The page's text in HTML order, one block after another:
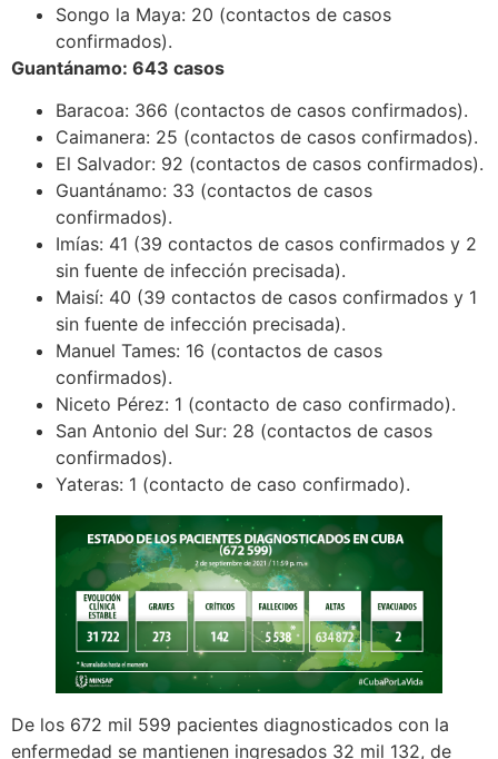
Songo la Maya: 20 (contactos de casos
confirmados).
Guantánamo: 643 casos
Baracoa: 366 (contactos de casos confirmados).
Caimanera: 25 (contactos de casos confirmados).
El Salvador: 92 (contactos de casos confirmados).
Guantánamo: 33 (contactos de casos
confirmados).
Imías: 41 (39 contactos de casos confirmados y 2
sin fuente de infección precisada).
Maisí: 40 (39 contactos de casos confirmados y 1
sin fuente de infección precisada).
Manuel Tames: 16 (contactos de casos
confirmados).
Niceto Pérez: 1 (contacto de caso confirmado).
San Antonio del Sur: 28 (contactos de casos
confirmados).
Yateras: 1 (contacto de caso confirmado).
De los 672 mil 599 pacientes diagnosticados con la
enfermedad se mantienen ingresados 32 mil 132, de